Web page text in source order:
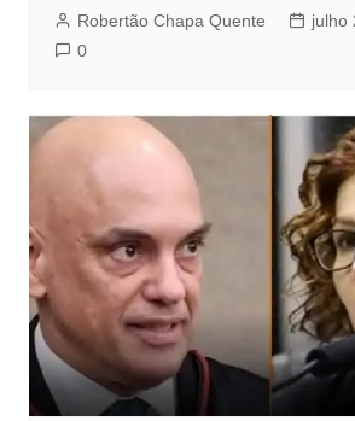
Robertão Chapa Quente
julho
0